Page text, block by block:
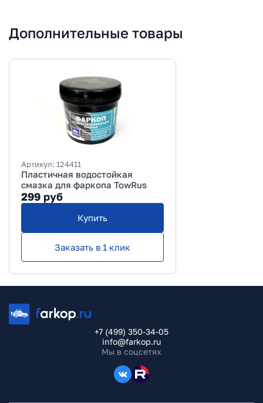
Дополнительные товары
Артикул: 124411
Пластичная водостойкая
смазка для фаркопа TowRus
299 руб
Купить
Заказать в 1 клик
+7 (499) 350-34-05
info@farkop.ru
Мы в соцсетях